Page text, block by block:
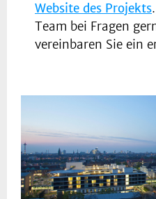
Website des Projekts
Team bei Fragen
vereinbaren Sie ein